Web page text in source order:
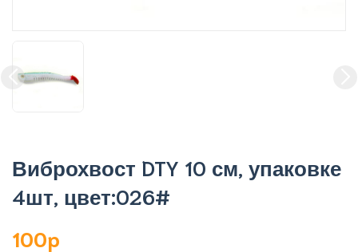
Виброхвост DTY 10 см, упаковке
4шт, цвет:026#
100p